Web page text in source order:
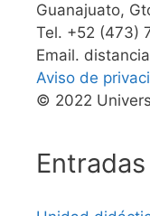
Guanajuato,
Tel. +52 (473)
Email.
Aviso de
© 2022